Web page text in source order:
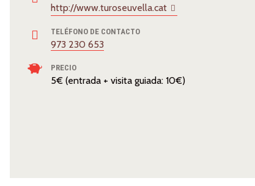
http://www.turoseuvella.cat
TELÉFONO DE CONTACTO
973 230 653
PRECIO
5€ (entrada + visita guiada: 10€)